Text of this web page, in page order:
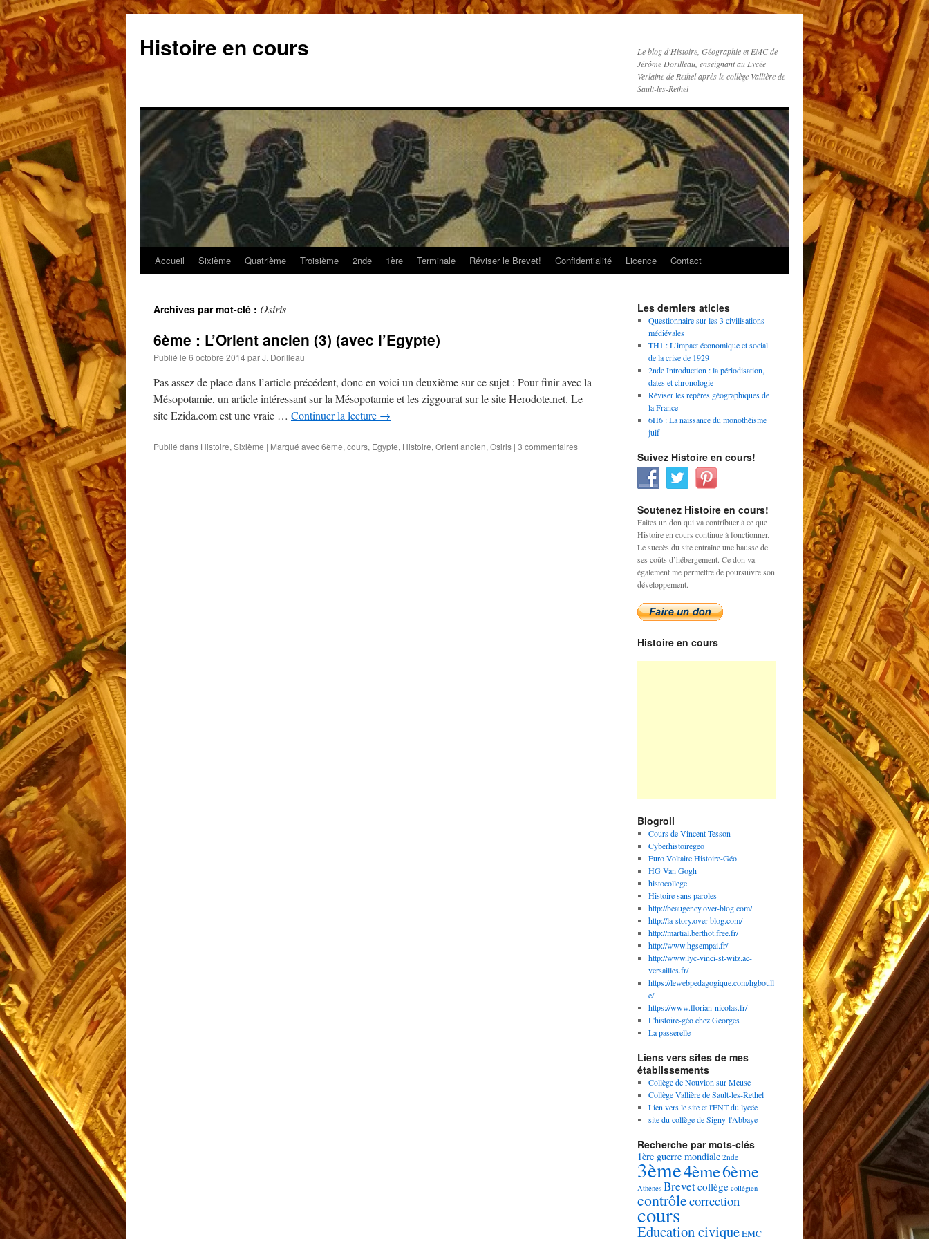
contenu
Histoire en cours
Le blog d'Histoire, Géographie et EMC de
Jérôme Dorilleau, enseignant au Lycée
Verlaine de Rethel après le collège Vallière de
Sault-les-Rethel
Accueil Sixième Quatrième Troisième 2nde 1ère Terminale Réviser le Brevet! Confidentialité Licence Contact
Archives par mot-clé : Osiris
6ème : L’Orient ancien (3) (avec l’Egypte)
Publié le 6 octobre 2014parJ. Dorilleau
Pas assez de place dans l’article précédent, donc en voici un deuxième sur ce sujet : Pour finir avec la
Mésopotamie, un article intéressant sur la Mésopotamie et les ziggourat sur le site Herodote.net. Le
site Ezida.com est une vraie … Continuer la lecture →
Publié dans Histoire, Sixième | Marqué avec6ème, cours, Egypte, Histoire, Orient ancien, Osiris | 3 commentaires
Les derniers aticles
Questionnaire sur les 3 civilisations
médiévales
TH1 : L’impact économique et social
de la crise de 1929
2nde Introduction : la périodisation,
dates et chronologie
Réviser les repères géographiques de
la France
6H6 : La naissance du monothéisme
juif
Suivez Histoire en cours!
Soutenez Histoire en cours!
Faites un don qui va contribuer à ce que
Histoire en cours continue à fonctionner.
Le succès du site entraîne une hausse de
ses coûts d’hébergement. Ce don va
également me permettre de poursuivre son
développement.
Histoire en cours
Blogroll
Cours de Vincent Tesson
Cyberhistoiregeo
Euro Voltaire Histoire-Géo
HG Van Gogh
histocollege
Histoire sans paroles
http://beaugency.over-blog.com/
http://la-story.over-blog.com/
http://martial.berthot.free.fr/
http://www.hgsempai.fr/
http://www.lyc-vinci-st-witz.ac-
versailles.fr/
https://lewebpedagogique.com/hgboull
e/
https://www.florian-nicolas.fr/
L'histoire-géo chez Georges
La passerelle
Liens vers sites de mes
établissements
Collège de Nouvion sur Meuse
Collège Vallière de Sault-les-Rethel
Lien vers le site et l'ENT du lycée
site du collège de Signy-l'Abbaye
Recherche par mots-clés
1ère guerre mondiale 2nde
3ème4ème6ème
Athènes Brevetcollège collégien
contrôlecorrection
cours
Education civiqueEMC